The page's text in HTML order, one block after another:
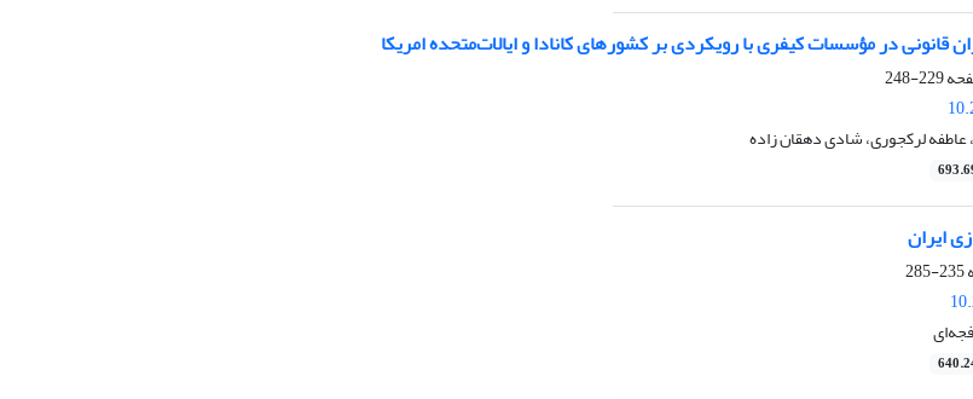
قانونی در مؤسسات کیفری با رویکردی بر کشورهای کانادا و ایالات‌متحده امریکا
229-248
لرکجوری، شادی دهقان زاده
ایران
235-285